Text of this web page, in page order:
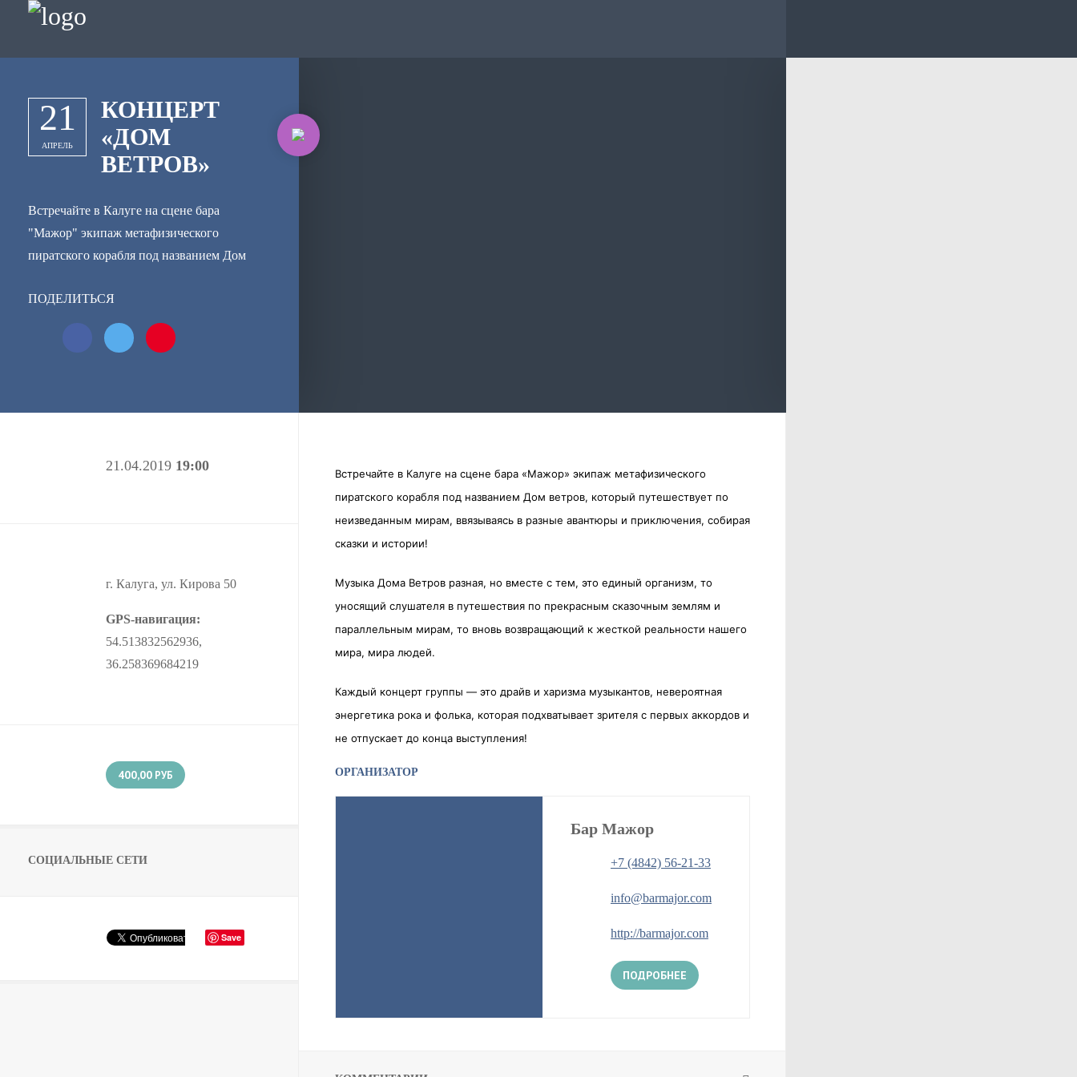
21
АПРЕЛЬ
КОНЦЕРТ
«ДОМ
ВЕТРОВ»
Встречайте в Калуге на сцене бара
"Мажор" экипаж метафизического
пиратского корабля под названием Дом
неизведанным мирам, ввязываясь в разные
авантюры и приключения, собирая сказки
и истории! Музыка Дома Ветров разная,
прекрасным сказочным землям и
ПОДЕЛИТЬСЯ
21.04.2019 19:00
г. Калуга, ул. Кирова 50
GPS-навигация:
54.513832562936,
36.258369684219
400,00РУБ
СОЦИАЛЬНЫЕ СЕТИ
Save
Встречайте в Калуге на сцене бара «Мажор» экипаж метафизического
пиратского корабля под названием Дом ветров, который путешествует по
неизведанным мирам, ввязываясь в разные авантюры и приключения, собирая
сказки и истории!
Музыка Дома Ветров разная, но вместе с тем, это единый организм, то
уносящий слушателя в путешествия по прекрасным сказочным землям и
параллельным мирам, то вновь возвращающий к жесткой реальности нашего
мира, мира людей.
Каждый концерт группы — это драйв и харизма музыкантов, невероятная
энергетика рока и фолька, которая подхватывает зрителя с первых аккордов и
не отпускает до конца выступления!
ОРГАНИЗАТОР
Бар Мажор
+7 (4842) 56-21-33
info@barmajor.com
http://barmajor.com
ПОДРОБНЕЕ